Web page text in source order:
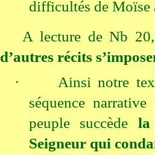
difficultés de Moïse
A lecture de Nb
d’autres récits
·
Ainsi notre
séquence
peuple succède la
Seigneur qui